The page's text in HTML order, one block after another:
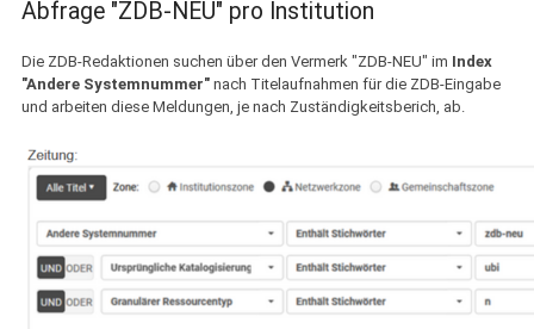
Abfrage "ZDB-NEU" pro Institution
Die ZDB-Redaktionen suchen über den Vermerk "ZDB-NEU" im Index
"Andere Systemnummer" nach Titelaufnahmen für die ZDB-Eingabe
und arbeiten diese Meldungen, je nach Zuständigkeitsberich, ab.